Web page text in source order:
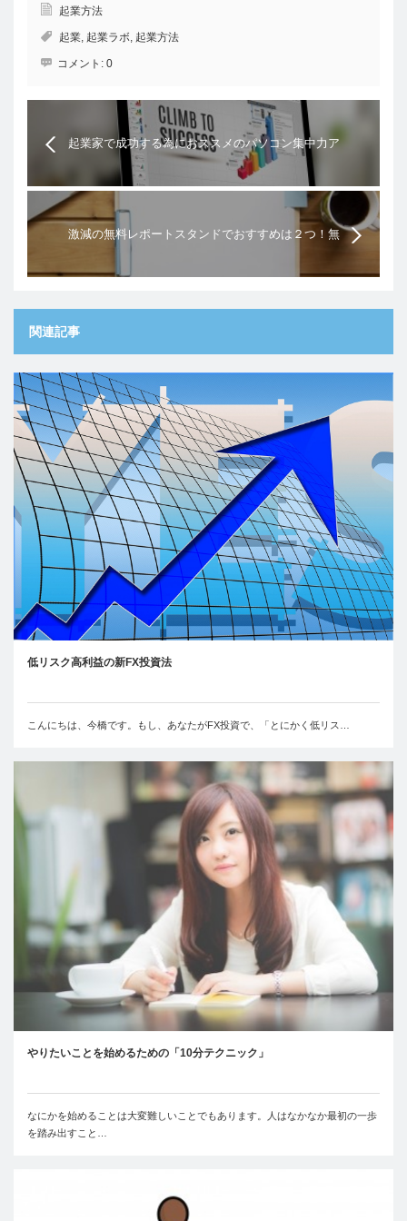
起業方法
起業, 起業ラボ, 起業方法
コメント: 0
起業家で成功する為におススメのパソコン集中力ア
ップ術を伝授します。
激減の無料レポートスタンドでおすすめは２つ！無
関連記事
低リスク高利益の新FX投資法
こんにちは、今橋です。もし、あなたがFX投資で、「とにかく低リス…
やりたいことを始めるための「10分テクニック」
なにかを始めることは大変難しいことでもあります。人はなかなか最初の一歩
を踏み出すこと…